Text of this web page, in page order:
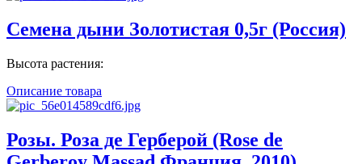
Семена дыни Золотистая 0,5г (Россия)
Высота растения:
Описание товара
Розы. Роза де Герберой (Rose de